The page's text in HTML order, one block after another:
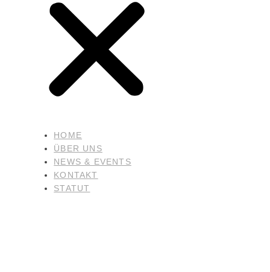
HOME
ÜBER UNS
NEWS & EVENTS
KONTAKT
STATUT